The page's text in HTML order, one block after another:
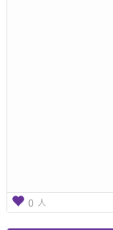
0 人